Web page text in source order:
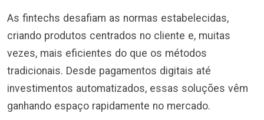
As fintechs desafiam as normas estabelecidas,
criando produtos centrados no cliente e, muitas
vezes, mais eficientes do que os métodos
tradicionais. Desde pagamentos digitais até
investimentos automatizados, essas soluções vêm
ganhando espaço rapidamente no mercado.